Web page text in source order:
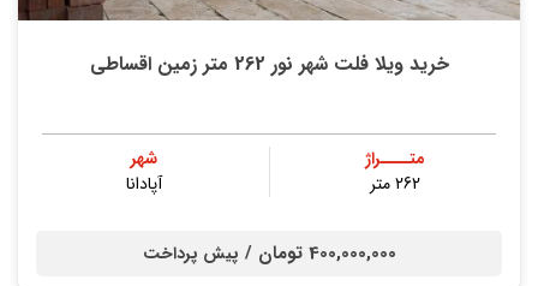
خرید ویلا فلت شهر نور 262 متر زمین اقساطی
متــــراژ
262 متر
شهر
آپادانا
400,000,000 تومان / پیش پرداخت